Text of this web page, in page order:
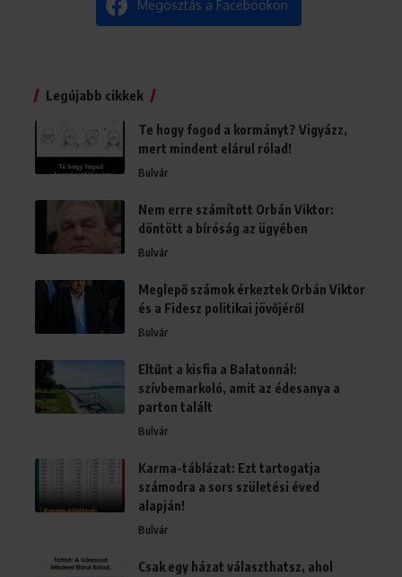
Megosztás a Facebookon
Legújabb cikkek
Te hogy fogod a kormányt? Vigyázz,
mert mindent elárul rólad!
Bulvár
Nem erre számított Orbán Viktor:
döntött a bíróság az ügyében
Bulvár
Meglepő számok érkeztek Orbán Viktor
és a Fidesz politikai jövőjéről
Bulvár
Eltűnt a kisfia a Balatonnál:
szívbemarkoló, amit az édesanya a
parton talált
Bulvár
Karma-táblázat: Ezt tartogatja
számodra a sors születési éved
alapján!
Bulvár
Csak egy házat választhatsz, ahol